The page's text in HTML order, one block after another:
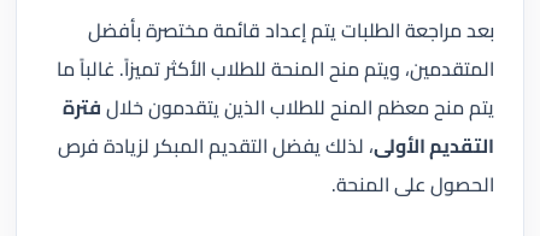
بعد مراجعة الطلبات يتم إعداد قائمة مختصرة بأفضل
المتقدمين، ويتم منح المنحة للطلاب الأكثر تميزاً. غالباً ما
يتم منح معظم المنح للطلاب الذين يتقدمون خلالفترة
التقديم الأولى، لذلك يفضل التقديم المبكر لزيادة فرص
الحصول على المنحة.